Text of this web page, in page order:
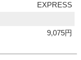
EXPRESS
9,075円